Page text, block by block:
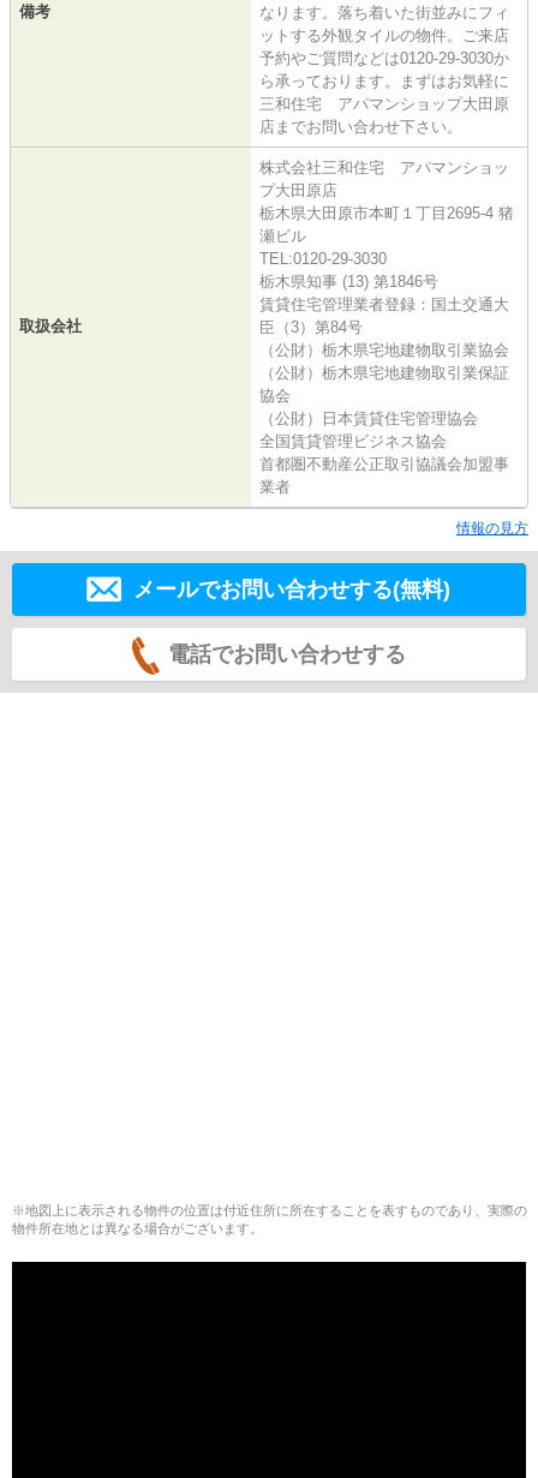
備考
なります。落ち着いた街並みにフィ
ットする外観タイルの物件。ご来店
予約やご質問などは0120-29-3030か
ら承っております。まずはお気軽に
三和住宅 アパマンショップ大田原
店までお問い合わせ下さい。
取扱会社
株式会社三和住宅 アパマンショッ
プ大田原店
栃木県大田原市本町１丁目2695-4 猪
瀬ビル
TEL:0120-29-3030
栃木県知事 (13) 第1846号
賃貸住宅管理業者登録：国土交通大
臣（3）第84号
（公財）栃木県宅地建物取引業協会
（公財）栃木県宅地建物取引業保証
協会
（公財）日本賃貸住宅管理協会
全国賃貸管理ビジネス協会
首都圏不動産公正取引協議会加盟事
業者
情報の見方
メールでお問い合わせする(無料)
電話でお問い合わせする
※地図上に表示される物件の位置は付近住所に所在することを表すものであり、実際の
物件所在地とは異なる場合がございます。